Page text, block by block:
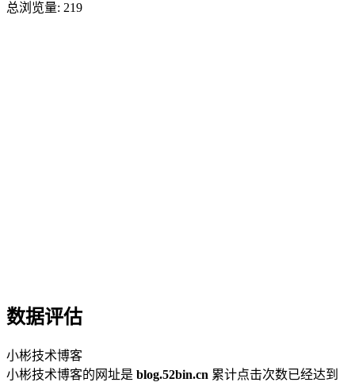
总浏览量: 219
数据评估
小彬技术博客
小彬技术博客的网址是 blog.52bin.cn 累计点击次数已经达到